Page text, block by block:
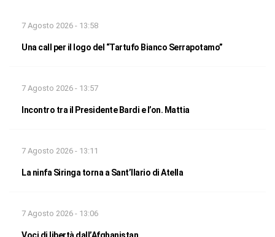
7 Agosto 2026 - 13:58
Una call per il logo del “Tartufo Bianco Serrapotamo”
7 Agosto 2026 - 13:57
Incontro tra il Presidente Bardi e l’on. Mattia
7 Agosto 2026 - 13:11
La ninfa Siringa torna a Sant’Ilario di Atella
7 Agosto 2026 - 13:06